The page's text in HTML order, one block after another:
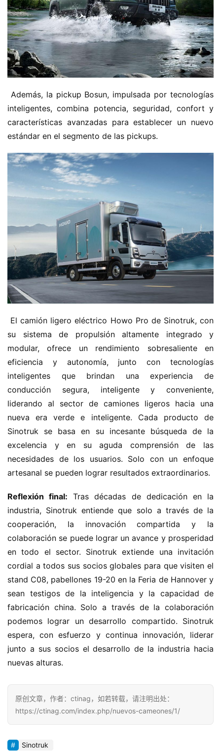
inteligentes, combina potencia, seguridad, confort y
características avanzadas para establecer un nuevo
estándar en el segmento de las pickups.
su sistema de propulsión altamente integrado y
modular, ofrece un rendimiento sobresaliente en
eficiencia y autonomía, junto con tecnologías
inteligentes que brindan una experiencia de
conducción segura, inteligente y conveniente,
liderando al sector de camiones ligeros hacia una
nueva era verde e inteligente. Cada producto de
Sinotruk se basa en su incesante búsqueda de la
excelencia y en su aguda comprensión de las
necesidades de los usuarios. Solo con un enfoque
artesanal se pueden lograr resultados extraordinarios.
Reflexión final: Tras décadas de dedicación en la
industria, Sinotruk entiende que solo a través de la
cooperación, la innovación compartida y la
colaboración se puede lograr un avance y prosperidad
en todo el sector. Sinotruk extiende una invitación
cordial a todos sus socios globales para que visiten el
stand C08, pabellones 19-20 en la Feria de Hannover y
sean testigos de la inteligencia y la capacidad de
fabricación china. Solo a través de la colaboración
podemos lograr un desarrollo compartido. Sinotruk
espera, con esfuerzo y continua innovación, liderar
junto a sus socios el desarrollo de la industria hacia
nuevas alturas.
原创文章，作者：ctinag，如若转载，请注明出处：
https://ctinag.com/index.php/nuevos-cameones/1/
Sinotruk